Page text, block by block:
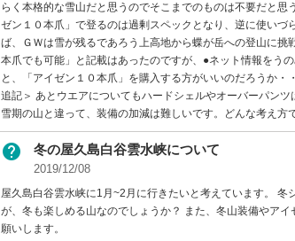
らく本格的な雪山だと思うのでそこまでのものは不要だと
ゼン１０本爪」で登るのは過剰スペックとなり、逆に使い
ば、ＧＷは雪が残るであろう上高地から蝶が岳への登山に
本爪でも可能」と記載はあったのですが、●ネット情報を
と、「アイゼン１０本爪」を購入する方がいいのだろうか・
追記＞ あとウエアについてもハードシェルやオーバーパン
雪期の山と違って、装備の加減は難しいです。どんな考え方
help 冬の屋久島白谷雲水峡について
2019/12/08
屋久島白谷雲水峡に1月~2月に行きたいと考えています。
が、冬も楽しめる山なのでしょうか？ また、冬山装備やア
願いします。